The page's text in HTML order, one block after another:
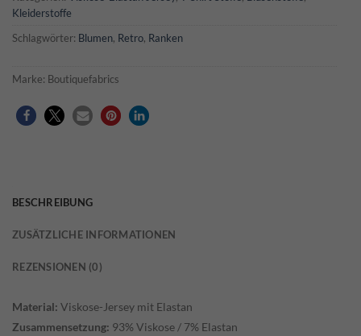
Kleiderstoffe
Schlagwörter: Blumen, Retro, Ranken
Marke: Boutiquefabrics
BESCHREIBUNG
ZUSÄTZLICHE INFORMATIONEN
REZENSIONEN (0)
Material: Viskose-Jersey mit Elastan
Zusammensetzung: 93% Viskose / 7% Elastan